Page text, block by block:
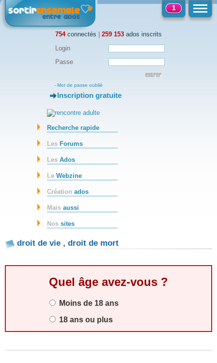
754connectés | 259 153 ados inscrits
1
Login
Passe
- Mot de passe oublié
-Inscription gratuite
Recherche rapide
Les Forums
LesAdos
LeWebzine
Créationados
Maisaussi
Nossites
droit de vie , droit de mort
Quel âge avez-vous ?
Moins de 18 ans
18 ans ou plus